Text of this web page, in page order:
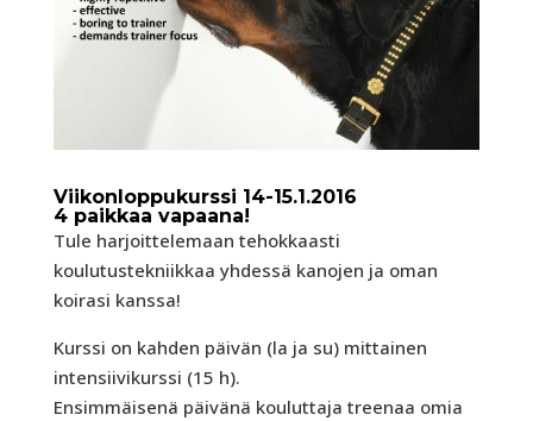
Viikonloppukurssi 14-15.1.2016
4 paikkaa vapaana!
Tule harjoittelemaan tehokkaasti
koulutustekniikkaa yhdessä kanojen ja oman
koirasi kanssa!
Kurssi on kahden päivän (la ja su) mittainen
intensiivikurssi (15 h).
Ensimmäisenä päivänä kouluttaja treenaa omia